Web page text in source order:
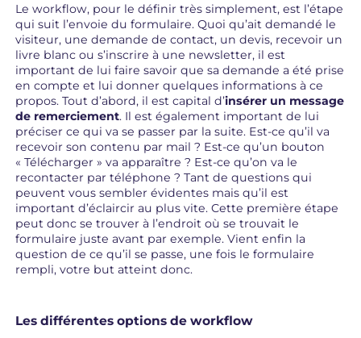
Le workflow, pour le définir très simplement, est l’étape
qui suit l’envoie du formulaire. Quoi qu’ait demandé le
visiteur, une demande de contact, un devis, recevoir un
livre blanc ou s’inscrire à une newsletter, il est
important de lui faire savoir que sa demande a été prise
en compte et lui donner quelques informations à ce
propos. Tout d’abord, il est capital d’insérer un message
de remerciement. Il est également important de lui
préciser ce qui va se passer par la suite. Est-ce qu’il va
recevoir son contenu par mail ? Est-ce qu’un bouton
« Télécharger » va apparaître ? Est-ce qu’on va le
recontacter par téléphone ? Tant de questions qui
peuvent vous sembler évidentes mais qu’il est
important d’éclaircir au plus vite. Cette première étape
peut donc se trouver à l’endroit où se trouvait le
formulaire juste avant par exemple. Vient enfin la
question de ce qu’il se passe, une fois le formulaire
rempli, votre but atteint donc.
Les différentes options de workflow